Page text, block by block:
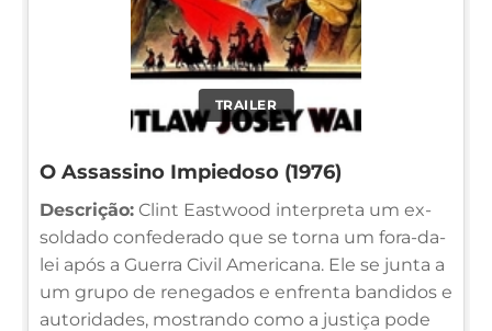
TRAILER
O Assassino Impiedoso (1976)
Descrição: Clint Eastwood interpreta um ex-
soldado confederado que se torna um fora-da-
lei após a Guerra Civil Americana. Ele se junta a
um grupo de renegados e enfrenta bandidos e
autoridades, mostrando como a justiça pode